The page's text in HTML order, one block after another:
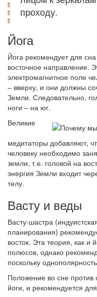
проходу.
Йога
Йога рекомендует для
восточное направление.
электромагнитное поле
– вверху, и они должны
Земли. Следовательно,
ноги – на юг.
Великие
медитаторы добавляют,
человеку необходимо
земли, т.е. головой на
энергия Земли входит
телу.
Васту и веды
Васту-шастра
планирования)
восток. Эта теория, как и
полюсов, однако
поскольку
Положение во сне против
йоги, и рекомендуется